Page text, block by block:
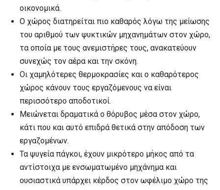
οικονομικά.
Ο χώρος διατηρείται πιο καθαρός λόγω της μείωσης
του αριθμού των ψυκτικών μηχανημάτων στον χώρο,
τα οποία με τους ανεμιστήρες τους, ανακατεύουν
συνεχώς τον αέρα και την σκόνη.
Οι χαμηλότερες θερμοκρασίες και ο καθαρότερος
χώρος κάνουν τους εργαζόμενους να είναι
περισσότερο αποδοτικοί.
Μειώνεται δραματικά ο θόρυβος μέσα στον χώρο,
κάτι που και αυτό επιδρά θετικά στην απόδοση των
εργαζομένων.
Τα ψυγεία πάγκοι, έχουν μικρότερο μήκος από τα
αντίστοιχα με ενσωματωμένο μηχάνημα και
ουσιαστικά υπάρχει κέρδος στον ωφέλιμο χώρο της